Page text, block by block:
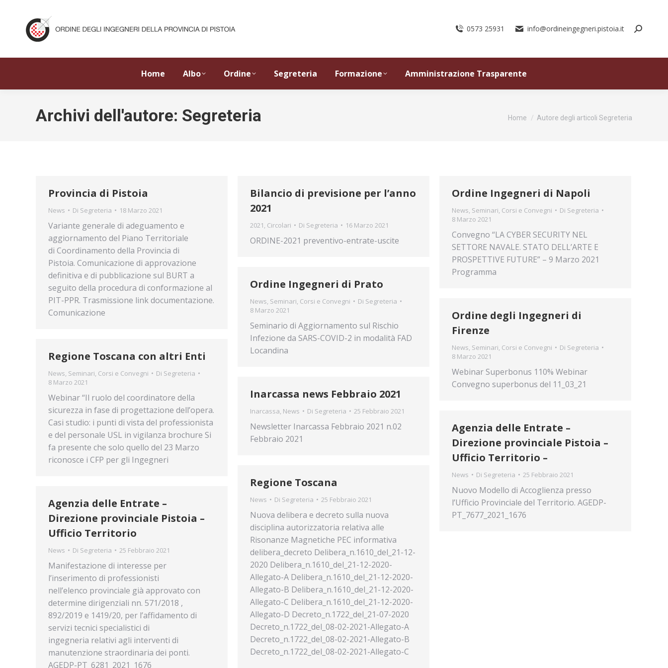
0573 25931 info@ordineingegneri.pistoia.it
Home Albo Ordine Segreteria Formazione Amministrazione Trasparente
Archivi dell'autore: Segreteria Tu sei qui:
Home Autore degli articoli Segreteria
Provincia di Pistoia
News Di Segreteria 18 Marzo 2021
Variante generale di adeguamento e
aggiornamento del Piano Territoriale
di Coordinamento della Provincia di
Pistoia. Comunicazione di approvazione
definitiva e di pubblicazione sul BURT a
seguito della procedura di conformazione al
PIT-PPR. Trasmissione link documentazione.
Comunicazione
Bilancio di previsione per l’anno
2021
2021, Circolari Di Segreteria 16 Marzo 2021
ORDINE-2021 preventivo-entrate-uscite
Ordine Ingegneri di Napoli
News, Seminari, Corsi e Convegni Di Segreteria
8 Marzo 2021
Convegno “LA CYBER SECURITY NEL
SETTORE NAVALE. STATO DELL’ARTE E
PROSPETTIVE FUTURE” – 9 Marzo 2021
Programma
Ordine Ingegneri di Prato
News, Seminari, Corsi e Convegni Di Segreteria
8 Marzo 2021
Seminario di Aggiornamento sul Rischio
Infezione da SARS-COVID-2 in modalità FAD
Locandina
Ordine degli Ingegneri di
Firenze
News, Seminari, Corsi e Convegni Di Segreteria
8 Marzo 2021
Webinar Superbonus 110% Webinar
Convegno superbonus del 11_03_21
Regione Toscana con altri Enti
News, Seminari, Corsi e Convegni Di Segreteria
8 Marzo 2021
Webinar “Il ruolo del coordinatore della
sicurezza in fase di progettazione dell’opera.
Casi studio: i punti di vista del professionista
e del personale USL in vigilanza brochure Si
fa presente che solo quello del 23 Marzo
riconosce i CFP per gli Ingegneri
Inarcassa news Febbraio 2021
Inarcassa, News Di Segreteria 25 Febbraio 2021
Newsletter Inarcassa Febbraio 2021 n.02
Febbraio 2021
Agenzia delle Entrate –
Direzione provinciale Pistoia –
Ufficio Territorio –
News Di Segreteria 25 Febbraio 2021
Nuovo Modello di Accoglienza presso
l’Ufficio Provinciale del Territorio. AGEDP-
PT_7677_2021_1676
Regione Toscana
News Di Segreteria 25 Febbraio 2021
Nuova delibera e decreto sulla nuova
disciplina autorizzatoria relativa alle
Risonanze Magnetiche PEC informativa
delibera_decreto Delibera_n.1610_del_21-12-
2020 Delibera_n.1610_del_21-12-2020-
Allegato-A Delibera_n.1610_del_21-12-2020-
Allegato-B Delibera_n.1610_del_21-12-2020-
Allegato-C Delibera_n.1610_del_21-12-2020-
Allegato-D Decreto_n.1722_del_21-07-2020
Decreto_n.1722_del_08-02-2021-Allegato-A
Decreto_n.1722_del_08-02-2021-Allegato-B
Decreto_n.1722_del_08-02-2021-Allegato-C
Agenzia delle Entrate –
Direzione provinciale Pistoia –
Ufficio Territorio
News Di Segreteria 25 Febbraio 2021
Manifestazione di interesse per
l’inserimento di professionisti
nell’elenco provinciale già approvato con
determine dirigenziali nn. 571/2018 ,
892/2019 e 1419/20, per l’affidamento di
servizi tecnici specialistici di
ingegneria relativi agli interventi di
manutenzione straordinaria dei ponti.
AGEDP-PT_6281_2021_1676